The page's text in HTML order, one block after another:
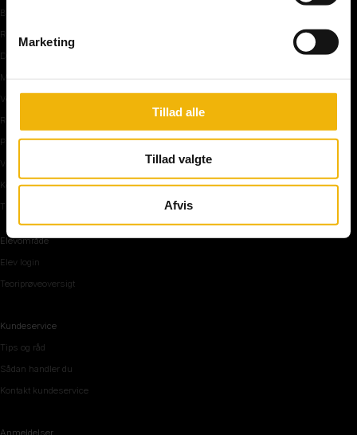
Marketing
Tillad alle
Tillad valgte
Afvis
Bilens teknik
Risikoforhold
De første manøvre på vej
Manøvre på vej
Vejkryds
Rundkørsel og motorvej
Parkering, mørke og tunnel
Vi mennesker
Køreteknik
Tips og råd inden teoriprøven
Elevområde
Elev login
Teoriprøveoversigt
Kundeservice
Tips og råd
Sådan handler du
Kontakt kundeservice
Anmeldelser